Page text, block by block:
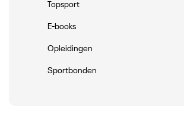
Topsport
E-books
Opleidingen
Sportbonden